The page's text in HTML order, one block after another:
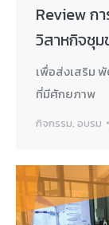
Review ก
วิสาหกิจชุม
เพื่อส่งเสริม
ที่มีศักยภาพ
กิจกรรม, อบรม